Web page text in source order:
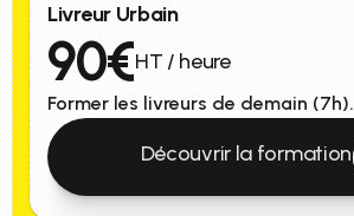
90€HT / heure
Former les livreurs de demain (7h).
Découvrir la formation
Livreur Urbain